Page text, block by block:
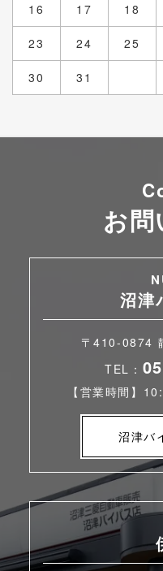
16 17 18
23 24 25
30 31
お
沼津
〒410-0874
TEL：
【営業時間】
沼津バ